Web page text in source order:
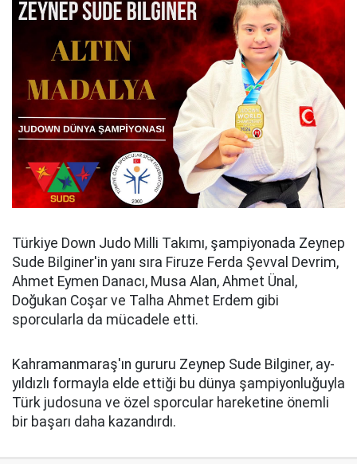
Türkiye Down Judo Milli Takımı, şampiyonada Zeynep
Sude Bilginer'in yanı sıra Firuze Ferda Şevval Devrim,
Ahmet Eymen Danacı, Musa Alan, Ahmet Ünal,
Doğukan Coşar ve Talha Ahmet Erdem gibi
sporcularla da mücadele etti.
Kahramanmaraş'ın gururu Zeynep Sude Bilginer, ay-
yıldızlı formayla elde ettiği bu dünya şampiyonluğuyla
Türk judosuna ve özel sporcular hareketine önemli
bir başarı daha kazandırdı.